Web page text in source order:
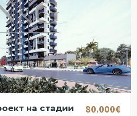
на стадии
80.000€